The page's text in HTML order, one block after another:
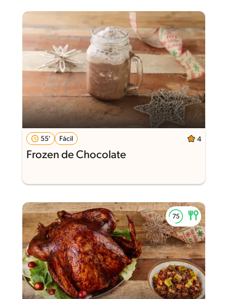
55' Fácil 4
Frozen de Chocolate